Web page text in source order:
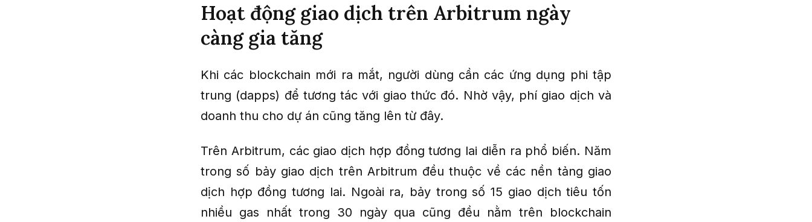
Hoạt động giao dịch trên Arbitrum ngày
càng gia tăng
Khi các blockchain mới ra mắt, người dùng cần các ứng dụng phi tập
trung (dapps) để tương tác với giao thức đó. Nhờ vậy, phí giao dịch và
doanh thu cho dự án cũng tăng lên từ đây.
Trên Arbitrum, các giao dịch hợp đồng tương lai diễn ra phổ biến. Năm
trong số bảy giao dịch trên Arbitrum đều thuộc về các nền tảng giao
dịch hợp đồng tương lai. Ngoài ra, bảy trong số 15 giao dịch tiêu tốn
nhiều gas nhất trong 30 ngày qua cũng đều nằm trên blockchain